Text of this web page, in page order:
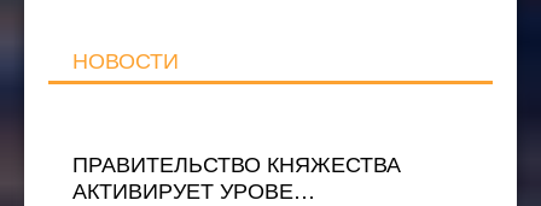
НОВОСТИ
ПРАВИТЕЛЬСТВО КНЯЖЕСТВА
АКТИВИРУЕТ УРОВЕ…